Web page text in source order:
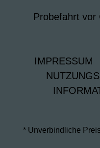
Probefahrt vor
IMPRESSUM
* Unverbindliche